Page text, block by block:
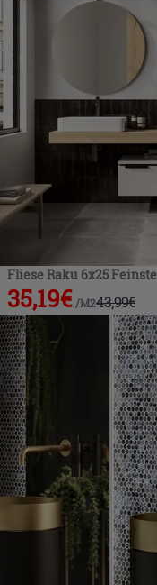
Fliese Raku 6x25
35,19€ /M243,99€